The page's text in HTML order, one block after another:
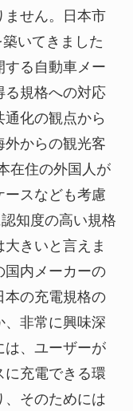
ません。日本市
いてきました
る自動車メー
る規格への対応
化の観点から
からの観光客
在住の外国人が
スなども考慮
知度の高い規格
きいと言えま
内メーカーの
の充電規格の
非常に興味深
、ユーザーが
充電できる環
そのためには